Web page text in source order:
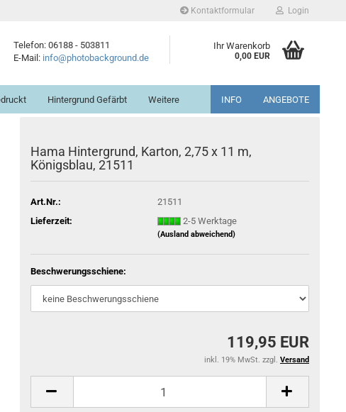
Kontaktformular Login
Telefon: 06188 - 503811
E-Mail: info@photobackground.de
Ihr Warenkorb
0,00 EUR
Hintergrund Gefärbt INFO ANGEBOTE
Weitere
Hama Hintergrund, Karton, 2,75 x 11 m,
Königsblau, 21511
Art.Nr.:
21511
Lieferzeit:
2-5 Werktage
(Ausland abweichend)
Beschwerungsschiene:
119,95 EUR
inkl. 19% MwSt. zzgl. Versand